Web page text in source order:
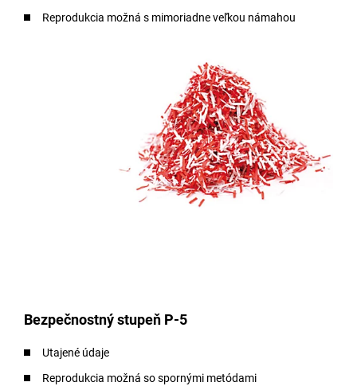
Reprodukcia možná s mimoriadne veľkou námahou
Bezpečnostný stupeň P-5
Utajené údaje
Reprodukcia možná so spornými metódami